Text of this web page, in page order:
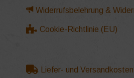
Widerrufsbelehrung &
Cookie-Richtlinie (EU)
Liefer- und Versandkosten